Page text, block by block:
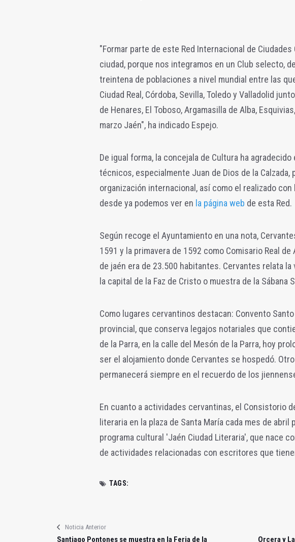
"Formar parte de este Red Internacional de
ciudad, porque nos integramos en un Club selecto,
treintena de poblaciones a nivel mundial entre las
Ciudad Real, Córdoba, Sevilla, Toledo y Valladolid
de Henares, El Toboso, Argamasilla de Alba,
marzo Jaén", ha indicado Espejo.
De igual forma, la concejala de Cultura ha
técnicos, especialmente Juan de Dios de la Calzada,
organización internacional, así como el realizado
desde ya podemos ver en la página web de esta Red.
Según recoge el Ayuntamiento en una nota,
1591 y la primavera de 1592 como Comisario Real
de jaén era de 23.500 habitantes. Cervantes relata
la capital de la Faz de Cristo o muestra de la Sábana
Como lugares cervantinos destacan: Convento
provincial, que conserva legajos notariales que
de la Parra, en la calle del Mesón de la Parra, hoy
ser el alojamiento donde Cervantes se hospedó.
permanecerá siempre en el recuerdo de los
En cuanto a actividades cervantinas, el Consistorio
literaria en la plaza de Santa María cada mes de abril
programa cultural 'Jaén Ciudad Literaria', que nace
de actividades relacionadas con escritores que
TAGS:
Noticia Anterior
Santiago Pontones se muestra en la Feria de la
Orcera y